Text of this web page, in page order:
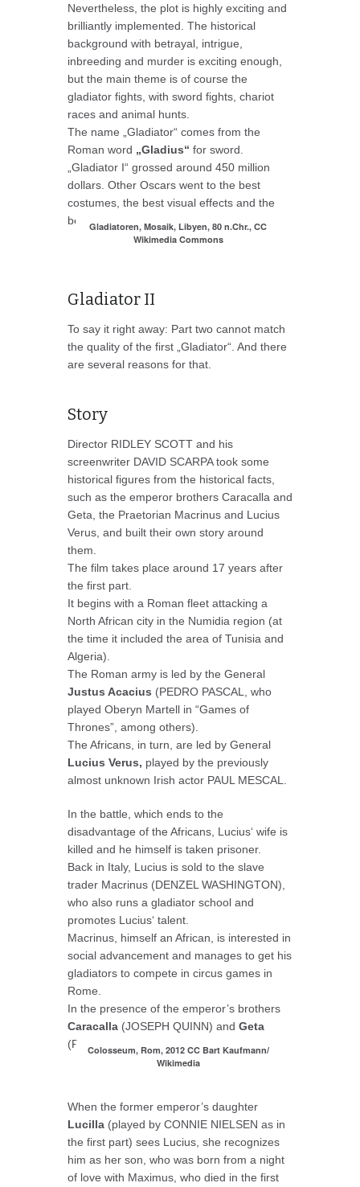
Nevertheless, the plot is highly exciting and
brilliantly implemented. The historical
background with betrayal, intrigue,
inbreeding and murder is exciting enough,
but the main theme is of course the
gladiator fights, with sword fights, chariot
races and animal hunts.
The name „Gladiator“ comes from the
Roman word „Gladius“ for sword.
„Gladiator I“ grossed around 450 million
dollars. Other Oscars went to the best
costumes, the best visual effects and the
best sound.
Gladiatoren, Mosaik, Libyen, 80 n.Chr., CC
Wikimedia Commons
Gladiator II
To say it right away: Part two cannot match
the quality of the first „Gladiator“. And there
are several reasons for that.
Story
Director RIDLEY SCOTT and his
screenwriter DAVID SCARPA took some
historical figures from the historical facts,
such as the emperor brothers Caracalla and
Geta, the Praetorian Macrinus and Lucius
Verus, and built their own story around
them.
The film takes place around 17 years after
the first part.
It begins with a Roman fleet attacking a
North African city in the Numidia region (at
the time it included the area of ​​Tunisia and
Algeria).
The Roman army is led by the General
Justus Acacius (PEDRO PASCAL, who
played Oberyn Martell in “Games of
Thrones”, among others).
The Africans, in turn, are led by General
Lucius Verus, played by the previously
almost unknown Irish actor PAUL MESCAL.
In the battle, which ends to the
disadvantage of the Africans, Lucius‘ wife is
killed and he himself is taken prisoner.
Back in Italy, Lucius is sold to the slave
trader Macrinus (DENZEL WASHINGTON),
who also runs a gladiator school and
promotes Lucius‘ talent.
Macrinus, himself an African, is interested in
social advancement and manages to get his
gladiators to compete in circus games in
Rome.
In the presence of the emperor’s brothers
Caracalla(JOSEPH QUINN) and Geta
(FRED HECHINGER).
Colosseum, Rom, 2012 CC Bart Kaufmann/
Wikimedia
When the former emperor’s daughter
Lucilla(played by CONNIE NIELSEN as in
the first part) sees Lucius, she recognizes
him as her son, who was born from a night
of love with Maximus, who died in the first